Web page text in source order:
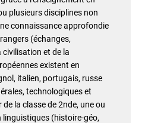
plusieurs disciplines non
connaissance approfondie
(échanges,
et de la
existent en
italien, portugais, russe
technologiques et
la classe de 2nde, une ou
linguistiques (histoire-géo,